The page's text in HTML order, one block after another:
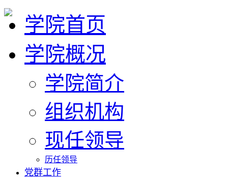
学院首页
学院概况
学院简介
组织机构
现任领导
历任领导
党群工作